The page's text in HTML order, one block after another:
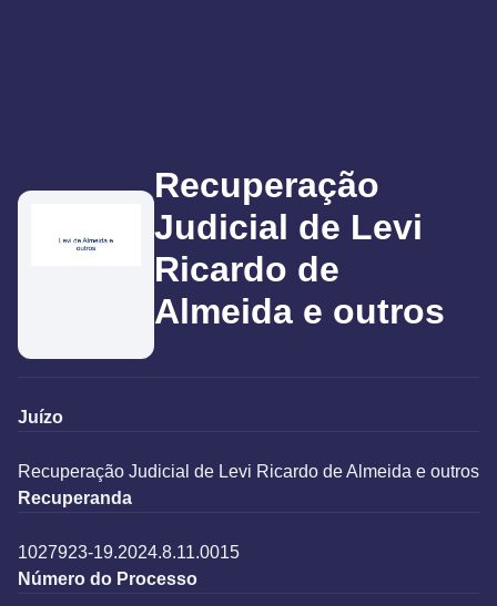
Recuperação
Judicial de Levi
Ricardo de
Almeida e outros
Juízo
Recuperação Judicial de Levi Ricardo de Almeida e outros
Recuperanda
1027923-19.2024.8.11.0015
Número do Processo